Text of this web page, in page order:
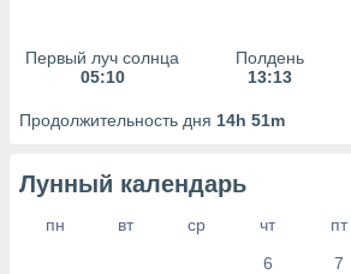
Первый луч солнца
05:10
Полдень
13:13
Продолжительность дня 14h 51m
Лунный календарь
пн вт ср чт пт
6
7